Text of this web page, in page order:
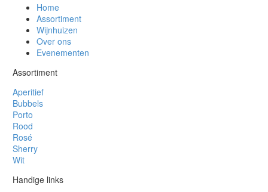
Home
Assortiment
Wijnhuizen
Over ons
Evenementen
Assortiment
Aperitief
Bubbels
Porto
Rood
Rosé
Sherry
Wit
Handige links